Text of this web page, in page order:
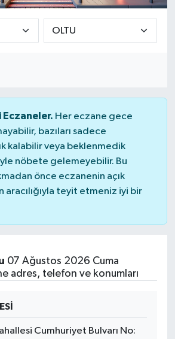
Her eczane gece
bazıları sadece
kalabilir veya beklenmedik
nöbete gelemeyebilir. Bu
önce eczanenin açık
teyit etmeniz iyi bir
07 Ağustos 2026 Cuma
adres, telefon ve konumları
Cumhuriyet Bulvarı No: